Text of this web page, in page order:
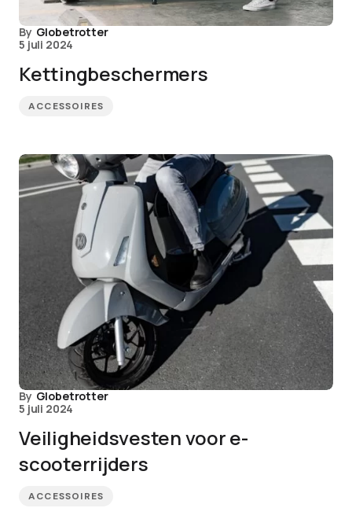
By Globetrotter
5 juli 2024
Kettingbeschermers
ACCESSOIRES
By Globetrotter
5 juli 2024
Veiligheidsvesten voor e-
scooterrijders
ACCESSOIRES